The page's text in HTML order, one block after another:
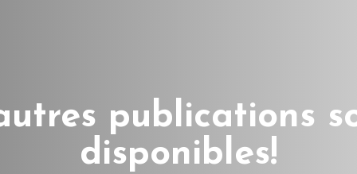
publications
disponibles!